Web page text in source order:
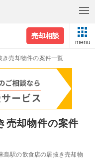
売却相談
menu
き売却物件の案件一覧
売却物件の案件
島駅の飲食店の居抜き売却物